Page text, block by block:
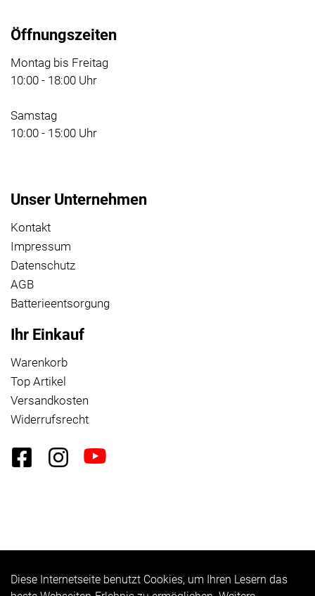
Öffnungszeiten
Montag bis Freitag
10:00 - 18:00 Uhr
Samstag
10:00 - 15:00 Uhr
Unser Unternehmen
Kontakt
Impressum
Datenschutz
AGB
Batterieentsorgung
Ihr Einkauf
Warenkorb
Top Artikel
Versandkosten
Widerrufsrecht
Diese Internetseite benutzt Cookies, um Ihren Lesern das
Auftrag widerrufen